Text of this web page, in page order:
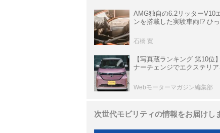
AMG独自の6.2リッターV10
ンを搭載した実験車両!? ひ
P900 プロトタイプ」とは
石橋 寛
【写真蔵ランキング 第10位
ナーチェンジでエクステリア
クラ」
Webモーターマガジン編集部
次世代モビリティの情報をお届けし